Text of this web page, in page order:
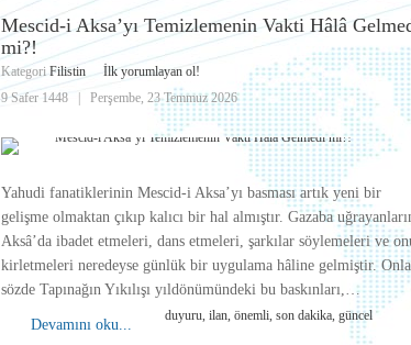
Mescid-i Aksa’yı Temizlemenin Vakti Hâlâ
mi?!
Kategori Filistin
İlk yorumlayan ol!
9 Safer 1448
|Perşembe, 23 Temmuz 2026
Yahudi fanatiklerinin Mescid-i Aksa’yı basması artık yeni bir
gelişme olmaktan çıkıp kalıcı bir hal almıştır. Gazaba
Aksâ’da ibadet etmeleri, dans etmeleri, şarkılar söylemeleri ve
kirletmeleri neredeyse günlük bir uygulama hâline gelmiştir.
sözde Tapınağın Yıkılışı yıldönümündeki bu baskınları,…
Devamını oku...
duyuru, ilan, önemli, son dakika, güncel